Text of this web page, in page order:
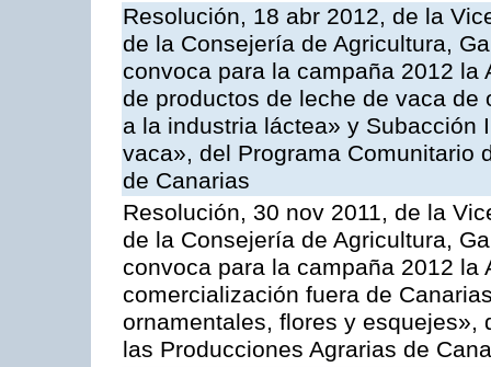
Resolución, 18 abr 2012, de la
de la Consejería de Agricultura,
convoca para la campaña 2012
de productos de leche de vaca
a la industria láctea» y Subacción
vaca», del Programa Comunitario
de Canarias
Resolución, 30 nov 2011, de la
de la Consejería de Agricultura,
convoca para la campaña 2012 la
comercialización fuera de
ornamentales, flores y esquejes»,
las Producciones Agrarias de